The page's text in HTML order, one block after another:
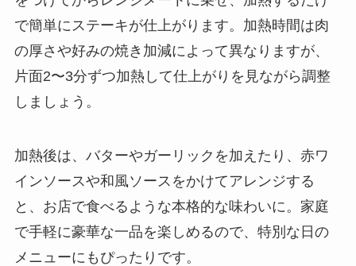
で簡単にステーキが仕上がります。加熱時間は肉
の厚さや好みの焼き加減によって異なりますが、
片面2〜3分ずつ加熱して仕上がりを見ながら調整
しましょう。
加熱後は、バターやガーリックを加えたり、赤ワ
インソースや和風ソースをかけてアレンジする
と、お店で食べるような本格的な味わいに。家庭
で手軽に豪華な一品を楽しめるので、特別な日の
メニューにもぴったりです。